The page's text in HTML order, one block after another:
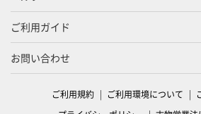
ご利用ガイド
お問い合わせ
ご利用規約 ご利用環境について